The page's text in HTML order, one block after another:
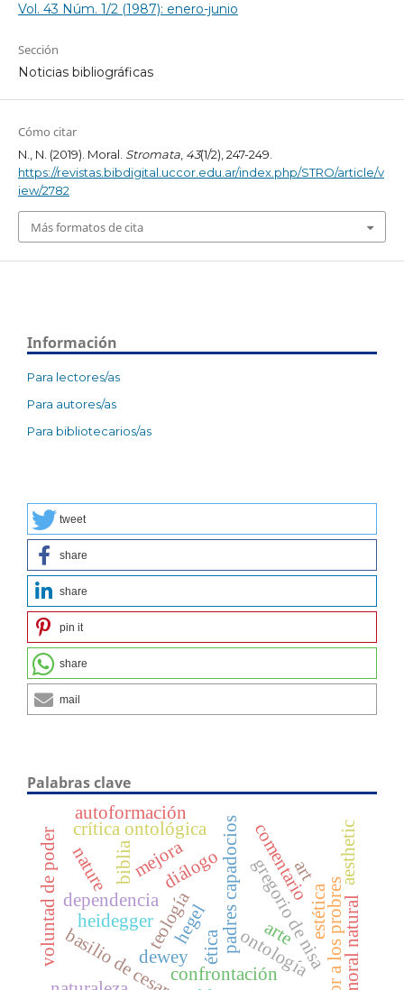
Vol. 43 Núm. 1/2 (1987): enero-junio
Sección
Noticias bibliográficas
Cómo citar
N., N. (2019). Moral. Stromata, 43(1/2), 247-249.
https://revistas.bibdigital.uccor.edu.ar/index.php/STRO/article/v
iew/2782
Más formatos de cita
Información
Para lectores/as
Para autores/as
Para bibliotecarios/as
tweet
share
share
pin it
share
mail
Palabras clave
biblia
teología
heidegger hegel
ontología
confrontación
padres capadocios
basilio de cesarea gregorio de nisaamor a los probres
dependencia
voluntad de poder crítica ontológica
diálogo
ética
comentario
moral natural
dewey
arte
art
estética
aesthetic
nature
autoformación
mejora